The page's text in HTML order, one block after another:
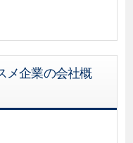
メ企業の会社概